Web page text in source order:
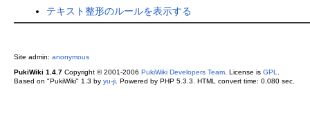
テキスト整形のルールを表示する
Site admin: anonymous
PukiWiki 1.4.7Copyright © 2001-2006 PukiWiki Developers Team. License is GPL
Based on "PukiWiki" 1.3 by yu-ji. Powered by PHP 5.3.3. HTML convert time: 0.080 sec.